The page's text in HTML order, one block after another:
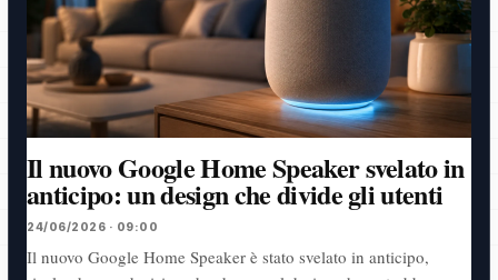
Il nuovo Google Home Speaker svelato in
anticipo: un design che divide gli utenti
24/06/2026 · 09:00
Il nuovo Google Home Speaker è stato svelato in anticipo,